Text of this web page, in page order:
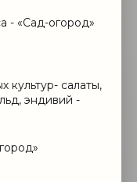
- «Сад-огород»
культур- салаты,
эндивий -